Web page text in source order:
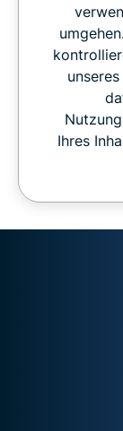
Ihres